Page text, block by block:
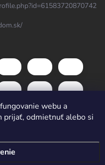
webu a
prijať, odmietnuť alebo si
vyhradené.